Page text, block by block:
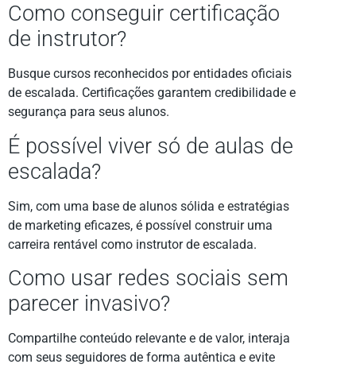
Como conseguir certificação
de instrutor?
Busque cursos reconhecidos por entidades oficiais
de escalada. Certificações garantem credibilidade e
segurança para seus alunos.
É possível viver só de aulas de
escalada?
Sim, com uma base de alunos sólida e estratégias
de marketing eficazes, é possível construir uma
carreira rentável como instrutor de escalada.
Como usar redes sociais sem
parecer invasivo?
Compartilhe conteúdo relevante e de valor, interaja
com seus seguidores de forma autêntica e evite